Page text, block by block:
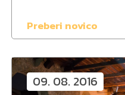
Preberi novico
09. 08. 2016